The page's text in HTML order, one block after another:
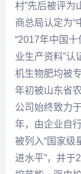
村”先后被评为
商总局认定为“
“2017年中国
业生产资料”认
机生物肥均被
年初被山东省
公司始终致力
年，由企业自
被列入“国家级
进水平”，并于